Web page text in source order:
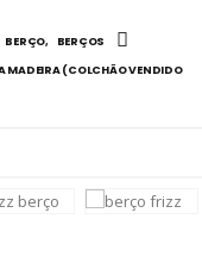
BERÇO,
BERÇOS
MADEIRA (COLCHÃO VENDIDO